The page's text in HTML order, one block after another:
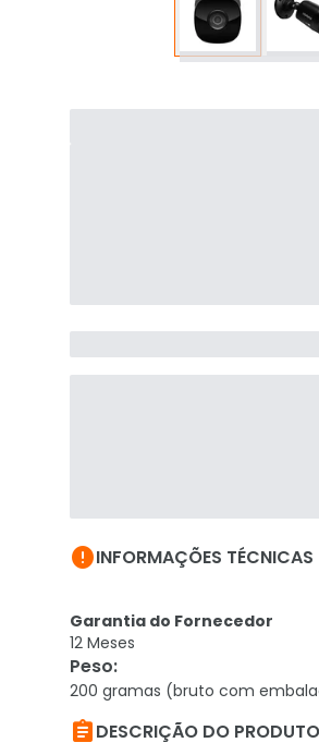
INFORMAÇÕES TÉCNICAS
Garantia do Fornecedor
12 Meses
Peso:
200 gramas (bruto com
DESCRIÇÃO DO PRODUTO